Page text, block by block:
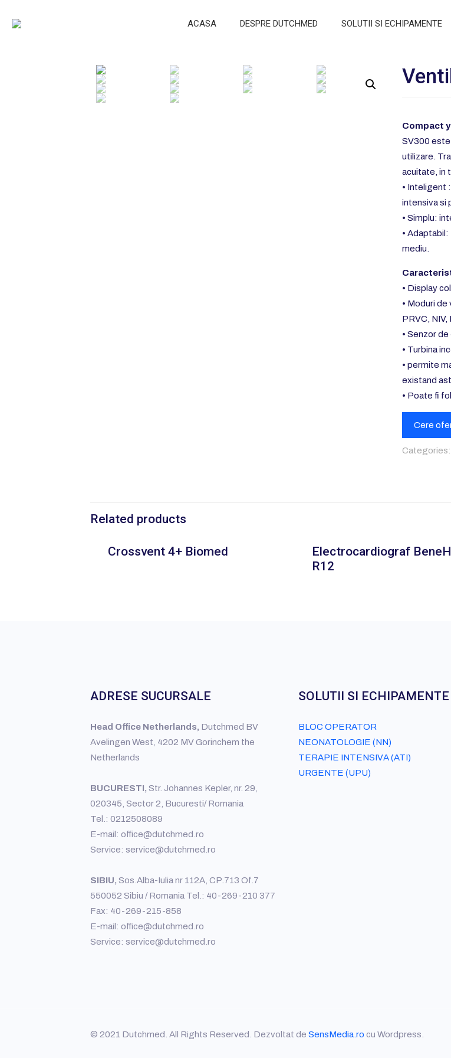
ACASA DESPRE DUTCHMED SOLUTII SI ECHIPAMENTE
Compact
SV300
utilizare.
acuitate, in
• Inteligent
intensiva si
• Simplu:
•
mediu.
• Display
• Moduri de
PRVC, NIV,
• Senzor
• Turbina
• permite
existand
• Poate fi
Cere
Categories:
Related products
Crossvent 4+ Biomed
Electrocardiograf
R12
ADRESE SUCURSALE
Head Office Netherlands, Dutchmed BV
Avelingen West, 4202 MV Gorinchem the
Netherlands
BUCURESTI, Str. Johannes Kepler, nr. 29,
020345, Sector 2, Bucuresti/ Romania
Tel.: 0212508089
E-mail: office@dutchmed.ro
Service: service@dutchmed.ro
SIBIU, Sos.Alba-Iulia nr 112A, CP.713 Of.7
550052 Sibiu / Romania Tel.: 40-269-210 377
Fax: 40-269-215-858
E-mail: office@dutchmed.ro
Service: service@dutchmed.ro
SOLUTII SI ECHIPAMENTE
BLOC OPERATOR
NEONATOLOGIE (NN)
TERAPIE INTENSIVA (ATI)
URGENTE (UPU)
© 2021 Dutchmed. All Rights Reserved. Dezvoltat de SensMedia.ro cu Wordpress.